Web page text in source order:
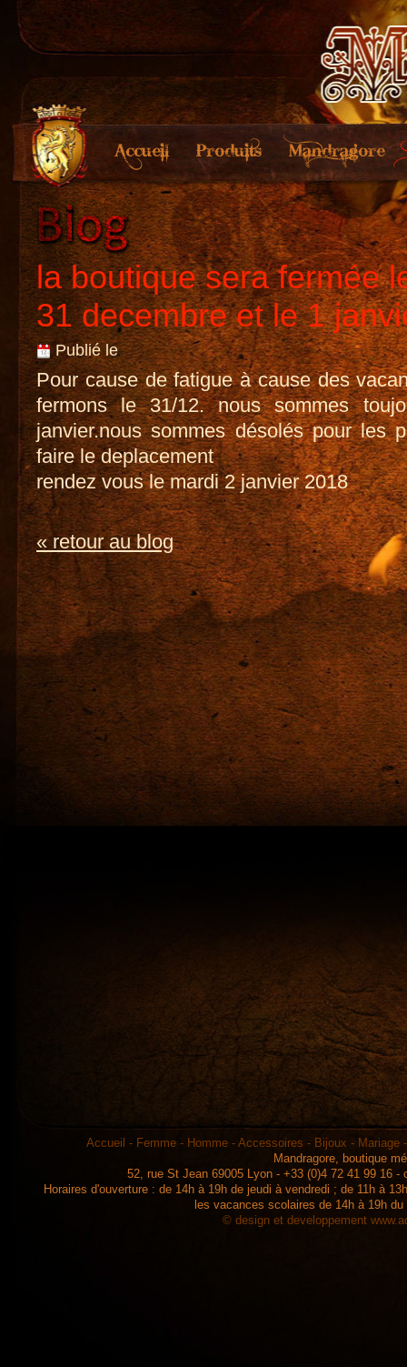
la boutique sera fermée
31 decembre et le 1
Publié le
Pour cause de fatigue à cause des
fermons le 31/12. nous sommes
janvier.nous sommes désolés pour les
faire le deplacement
rendez vous le mardi 2 janvier 2018
« retour au blog
Accueil - Femme - Homme - Accessoires - Bijoux - Mariage
Mandragore, boutique
52, rue St Jean 69005 Lyon - +33 (0)4 72 41 99 16 -
Horaires d'ouverture : de 14h à 19h de jeudi à vendredi ; de 11h à
les vacances scolaires de 14h à 19h
© design et developpement